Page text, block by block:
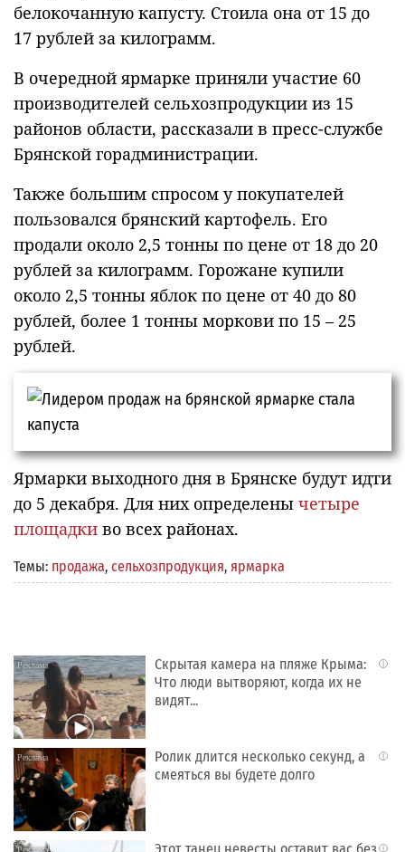
белокочанную капусту. Стоила она от 15 до
17 рублей за килограмм.
В очередной ярмарке приняли участие 60
производителей сельхозпродукции из 15
районов области, рассказали в пресс-службе
Брянской горадминистрации.
Также большим спросом у покупателей
пользовался брянский картофель. Его
продали около 2,5 тонны по цене от 18 до 20
рублей за килограмм. Горожане купили
около 2,5 тонны яблок по цене от 40 до 80
рублей, более 1 тонны моркови по 15 – 25
рублей.
Ярмарки выходного дня в Брянске будут идти
до 5 декабря. Для них определены четыре
площадки во всех районах.
Темы: продажа, сельхозпродукция, ярмарка
i
Скрытая камера на пляже Крыма:
Что люди вытворяют, когда их не
видят...
i
Ролик длится несколько секунд, а
смеяться вы будете долго
i